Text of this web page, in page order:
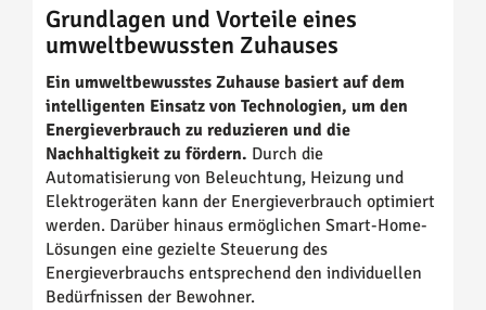
Grundlagen und Vorteile eines
umweltbewussten Zuhauses
Ein umweltbewusstes Zuhause basiert auf dem
intelligenten Einsatz von Technologien, um den
Energieverbrauch zu reduzieren und die
Nachhaltigkeit zu fördern. Durch die
Automatisierung von Beleuchtung, Heizung und
Elektrogeräten kann der Energieverbrauch optimiert
werden. Darüber hinaus ermöglichen Smart-Home-
Lösungen eine gezielte Steuerung des
Energieverbrauchs entsprechend den individuellen
Bedürfnissen der Bewohner.